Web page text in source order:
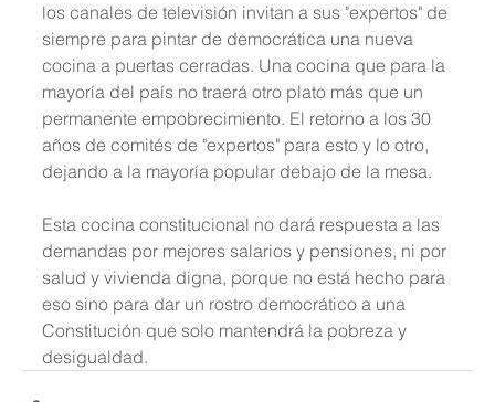
los canales de televisión invitan a sus "expertos" de
siempre para pintar de democrática una nueva
cocina a puertas cerradas. Una cocina que para la
mayoría del país no traerá otro plato más que un
permanente empobrecimiento. El retorno a los 30
años de comités de "expertos" para esto y lo otro,
dejando a la mayoría popular debajo de la mesa.
Esta cocina constitucional no dará respuesta a las
demandas por mejores salarios y pensiones, ni por
salud y vivienda digna, porque no está hecho para
eso sino para dar un rostro democrático a una
Constitución que solo mantendrá la pobreza y
desigualdad.